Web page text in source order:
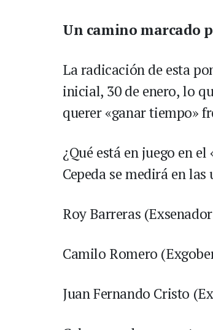
Un camino marcado
La radicación de esta
inicial, 30 de enero, lo
querer «ganar tiempo»
¿Qué está en juego en
Cepeda se medirá en
Roy Barreras
Camilo Romero
Juan Fernando Cristo